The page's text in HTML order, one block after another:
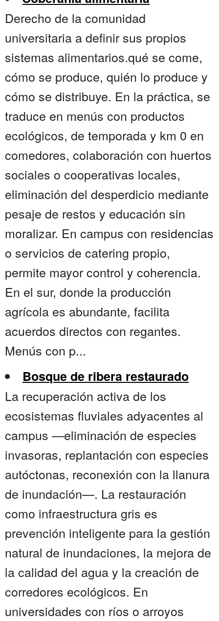
Derecho de la comunidad
universitaria a definir sus propios
sistemas alimentarios.qué se come,
cómo se produce, quién lo produce y
cómo se distribuye. En la práctica, se
traduce en menús con productos
ecológicos, de temporada y km 0 en
comedores, colaboración con huertos
sociales o cooperativas locales,
eliminación del desperdicio mediante
pesaje de restos y educación sin
moralizar. En campus con residencias
o servicios de catering propio,
permite mayor control y coherencia.
En el sur, donde la producción
agrícola es abundante, facilita
acuerdos directos con regantes.
Menús con p...
Bosque de ribera restaurado
La recuperación activa de los
ecosistemas fluviales adyacentes al
campus —eliminación de especies
invasoras, replantación con especies
autóctonas, reconexión con la llanura
de inundación—. La restauración
como infraestructura gris es
prevención inteligente para la gestión
natural de inundaciones, la mejora de
la calidad del agua y la creación de
corredores ecológicos. En
universidades con ríos o arroyos